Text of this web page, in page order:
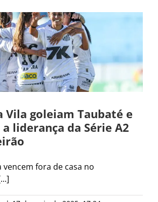
Vila goleiam Taubaté e
liderança da Série A2
vencem fora de casa no